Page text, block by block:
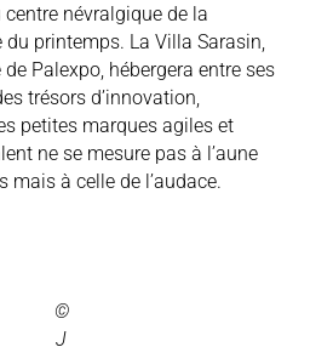
névralgique de la
du printemps. La Villa Sarasin,
Palexpo, hébergera entre ses
trésors d’innovation,
petites marques agiles et
ne se mesure pas à l’aune
mais à celle de l’audace.
©
J